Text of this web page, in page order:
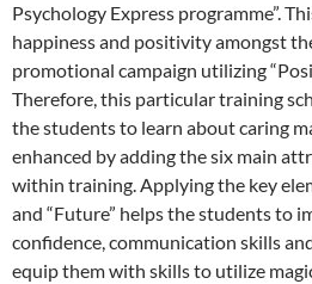
Psychology Express programme”.
happiness and positivity amongst
promotional campaign utilizing
Therefore, this particular training
the students to learn about caring
enhanced by adding the six main
within training. Applying the key
and “Future” helps the students to
confidence, communication skills
equip them with skills to utilize